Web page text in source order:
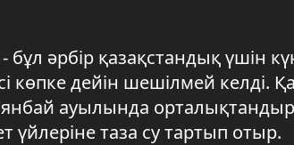
әрбір қазақстандық үшін
көпке дейін шешілмей келді.
ауылында
үйлеріне таза су тартып отыр.